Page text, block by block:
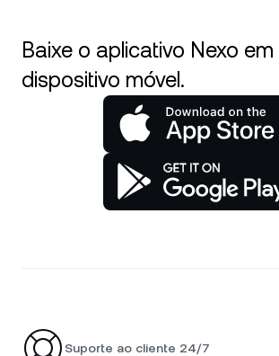
Baixe o aplicativo Nexo em
dispositivo móvel.
Suporte ao cliente 24/7